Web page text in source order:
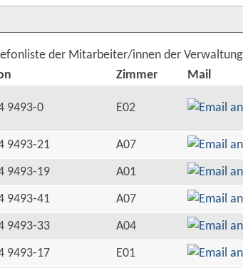
der Mitarbeiter/innen der Verwaltung
Zimmer
Mail
9493-0 E02
9493-21
A07
9493-19
A01
9493-41
A07
9493-33
A04
9493-17
E01